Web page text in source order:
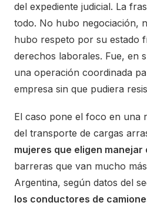
del expediente judicial. La
todo. No hubo negociación,
hubo respeto por su estado
derechos laborales. Fue, en
una operación coordinada
empresa sin que pudiera
El caso pone el foco en una
del transporte de cargas
mujeres que eligen manejar
barreras que van mucho
Argentina, según datos del
los conductores de